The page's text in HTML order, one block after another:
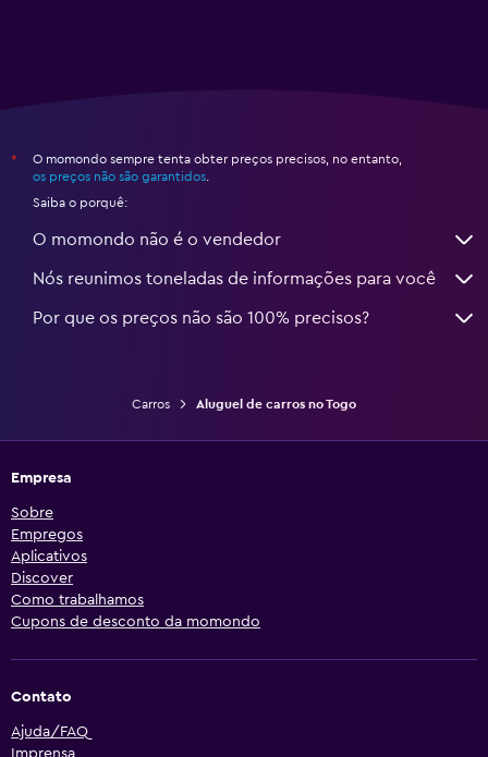
*
O momondo sempre tenta obter preços precisos, no entanto,
os preços não são garantidos.
Saiba o porquê:
O momondo não é o vendedor
Nós reunimos toneladas de informações para você
Por que os preços não são 100% precisos?
Carros Aluguel de carros no Togo
Empresa
Sobre
Empregos
Aplicativos
Discover
Como trabalhamos
Cupons de desconto da momondo
Contato
Ajuda/FAQ